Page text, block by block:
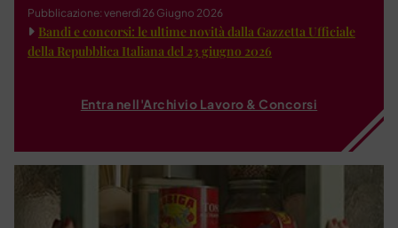
Pubblicazione: venerdì 26 Giugno 2026
Bandi e concorsi: le ultime novità dalla Gazzetta Ufficiale
della Repubblica Italiana del 23 giugno 2026
Entra nell'Archivio Lavoro & Concorsi